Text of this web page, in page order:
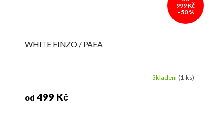
999 Kč
–50 %
WHITE FINZO / PAEA
Skladem (1 ks)
od 499 Kč